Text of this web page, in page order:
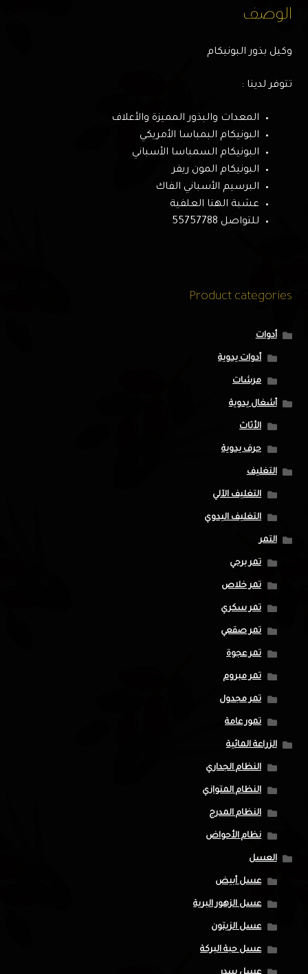
الوصف
وكيل بذور البونيكام
تتوفر لدينا :
المعدات والبذور المميزة والأعلاف
البونيكام البمباسا الأمريكي
البونيكام السمباسا الأسباني
البونيكام المون ريفر
البرسيم الأسباني الفاك
عشبة الهنا العلفية
للتواصل 55757788
Product categories
أدوات
أدوات يدوية
مرشات
أشغال يدوية
الأثاث
حرف يدوية
التغليف
التغليف الآلي
التغليف اليدوي
التمر
تمر برحي
تمر خلاص
تمر سكري
تمر صقعي
تمر عجوة
تمر مبروم
تمر مجدول
تمور عامة
الزراعة المائية
النظام الجداري
النظام المتوازي
النظام المدرج
نظام الأحواض
العسل
عسل أبيض
عسل الزهور البرية
عسل الزيتون
عسل حبة البركة